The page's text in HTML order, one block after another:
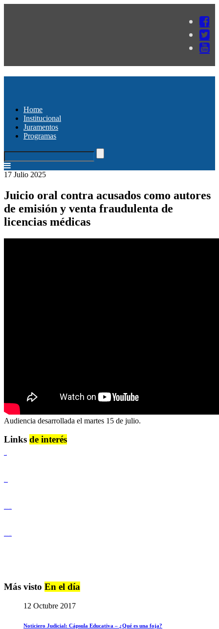
Home
Institucional
Juramentos
Programas
17 Julio 2025
Juicio oral contra acusados como autores
de emisión y venta fraudulenta de
licencias médicas
Audiencia desarrollada el martes 15 de julio.
Links de interés
Más visto En el día
12 Octubre 2017
Noticiero Judicial: Cápsula Educativa – ¿Qué es una foja?